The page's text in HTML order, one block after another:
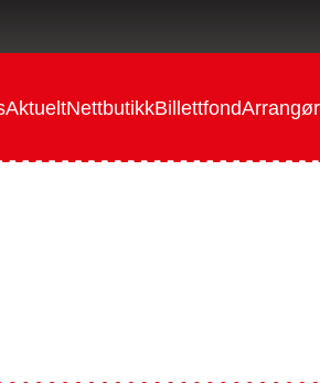
AktueltNettbutikkBillettfondArrangør